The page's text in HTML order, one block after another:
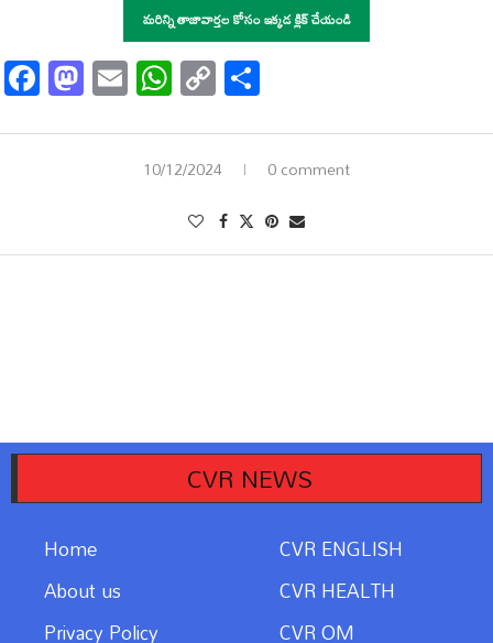
మరిన్ని తాజావార్తల కోసం ఇక్కడ క్లిక్ చేయండి
Facebook
Mastodon
EmailWhatsApp
Copy
Link
10/12/2024 0 comment
CVR NEWS
Home
CVR ENGLISH
About us
CVR HEALTH
Privacy Policy
CVR OM